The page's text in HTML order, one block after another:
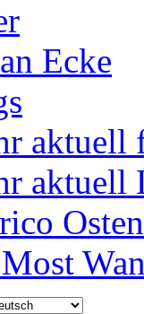
Ecke
aktuell
aktuell